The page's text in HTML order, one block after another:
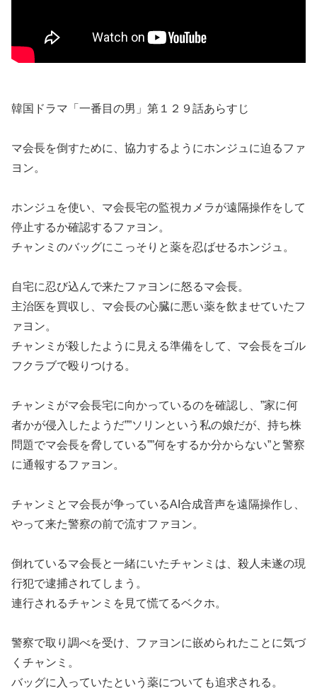
韓国ドラマ「一番目の男」第１２９話あらすじ
マ会長を倒すために、協力するようにホンジュに迫るファ
ヨン。
ホンジュを使い、マ会長宅の監視カメラが遠隔操作をして
停止するか確認するファヨン。
チャンミのバッグにこっそりと薬を忍ばせるホンジュ。
自宅に忍び込んで来たファヨンに怒るマ会長。
主治医を買収し、マ会長の心臓に悪い薬を飲ませていたフ
ァヨン。
チャンミが殺したように見える準備をして、マ会長をゴル
フクラブで殴りつける。
チャンミがマ会長宅に向かっているのを確認し、”家に何
者かが侵入したようだ””ソリンという私の娘だが、持ち株
問題でマ会長を脅している””何をするか分からない”と警察
に通報するファヨン。
チャンミとマ会長が争っているAI合成音声を遠隔操作し、
やって来た警察の前で流すファヨン。
倒れているマ会長と一緒にいたチャンミは、殺人未遂の現
行犯で逮捕されてしまう。
連行されるチャンミを見て慌てるベクホ。
警察で取り調べを受け、ファヨンに嵌められたことに気づ
くチャンミ。
バッグに入っていたという薬についても追求される。